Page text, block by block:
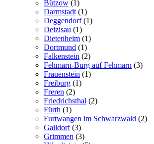
Bützow (1)
Darmstadt (1)
Deggendorf(1)
Deizisau (1)
Dietenheim (1)
Dortmund (1)
Falkenstein (2)
Fehmarn-Burg auf Fehmarn (3)
Frauenstein (1)
Freiburg (1)
Freren (2)
Friedrichsthal (2)
Fürth (1)
Furtwangen im Schwarzwald (2)
Gaildorf(3)
Grimmen (3)